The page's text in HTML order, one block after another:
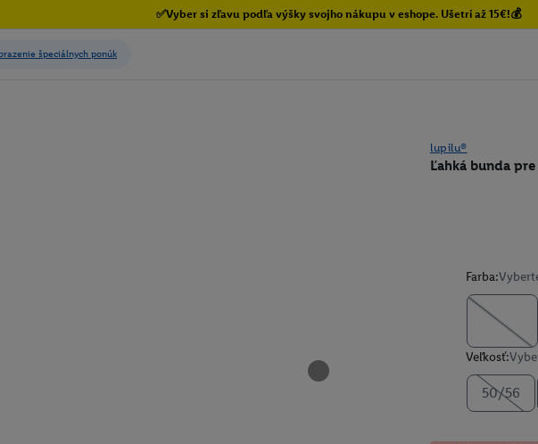
✅Vyber si zľavu podľa výšky svojho nákupu v eshope. Ušetri až 15€!💰
lupilu®
Ľahká bunda
Farba:
Veľkosť:
50/56